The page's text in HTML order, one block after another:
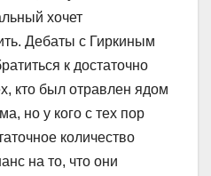
хочет
Дебаты с Гиркиным
к достаточно
кто был отравлен ядом
но у кого с тех пор
количество
на то, что они